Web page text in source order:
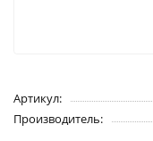
Артикул:
Производитель: